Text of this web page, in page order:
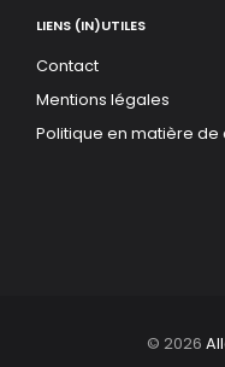
LIENS (IN)UTILES
Contact
Mentions légales
Politique en matière de
© 2026